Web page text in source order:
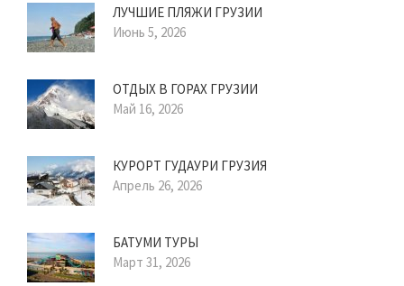
ЛУЧШИЕ ПЛЯЖИ ГРУЗИИ
Июнь 5, 2026
ОТДЫХ В ГОРАХ ГРУЗИИ
Май 16, 2026
КУРОРТ ГУДАУРИ ГРУЗИЯ
Апрель 26, 2026
БАТУМИ ТУРЫ
Март 31, 2026